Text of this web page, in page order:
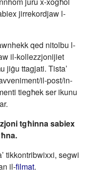
jirrekordjaw l-
qed nitolbu l-
il-kollezzjonijiet
jiġu ttagjati. Tista’
il-post/in-
tiegħek ser ikunu
tgħinna sabiex
tikkontribwixxi, segwi
il-filmat.